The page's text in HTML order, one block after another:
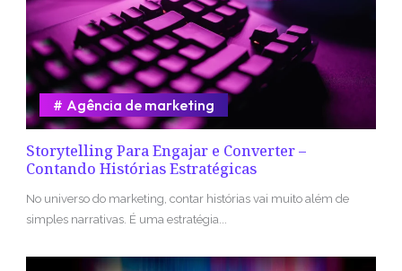
Storytelling Para Engajar e Converter –
Contando Histórias Estratégicas
Agência de marketing
No universo do marketing, contar histórias vai muito além de
simples narrativas. É uma estratégia...